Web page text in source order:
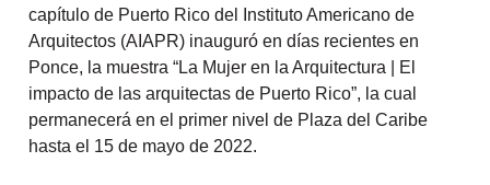
capítulo de Puerto Rico del Instituto Americano de
Arquitectos (AIAPR) inauguró en días recientes en
Ponce, la muestra “La Mujer en la Arquitectura | El
impacto de las arquitectas de Puerto Rico”, la cual
permanecerá en el primer nivel de Plaza del Caribe
hasta el 15 de mayo de 2022.